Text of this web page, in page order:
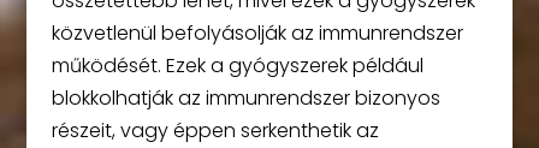
közvetlenül befolyásolják az immunrendszer
működését. Ezek a gyógyszerek például
blokkolhatják az immunrendszer bizonyos
részeit, vagy éppen serkenthetik az